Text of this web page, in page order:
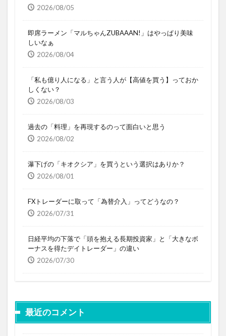
2026/08/05
即席ラーメン「マルちゃんZUBAAAN!」はやっぱり美味
しいなぁ
2026/08/04
「私も億り人になる」と言う人が【高値を買う】っておか
しくない？
2026/08/03
過去の「料理」を再現するのって面白いと思う
2026/08/02
瀑下げの「キオクシア」を買うという選択はありか？
2026/08/01
FXトレーダーに取って「為替介入」ってどうなの？
2026/07/31
日経平均の下落で「頭を抱える長期投資家」と「大きなボ
ーナスを得たデイトレーダー」の違い
2026/07/30
最近のコメント